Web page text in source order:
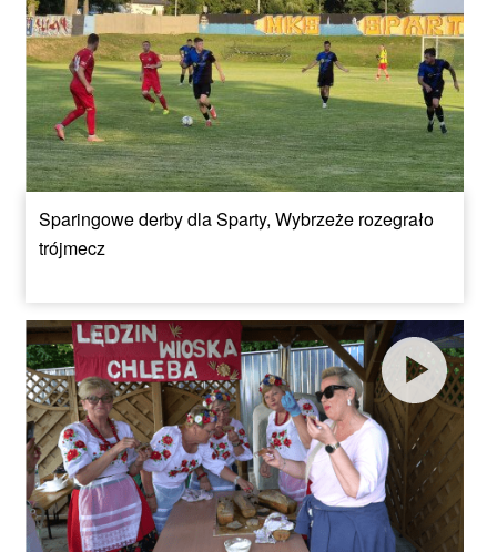
Sparingowe derby dla Sparty, Wybrzeże rozegrało
trójmecz